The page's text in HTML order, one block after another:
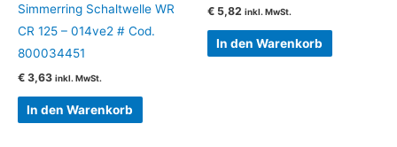
Simmerring Schaltwelle WR
CR 125 – 014ve2 # Cod.
800034451
€ 3,63 inkl. MwSt.
In den Warenkorb
€ 5,82 inkl. MwSt.
In den Warenkorb